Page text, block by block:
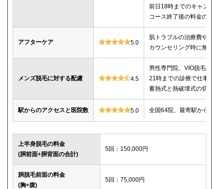
前日18時までのキャンセ
コース終了後の料金の記
アフターケア 5.0
肌トラブルの治療費や薬
カウンセリング時に無料
メンズ脱毛に対する配慮 4.5
男性専門院、VIO脱毛の
21時までの診療で仕事帰
蓄熱式と熱破壊式の切替
駅からのアクセスと医院数 5.0 全国64院、最寄駅から徒
上半身脱毛の料金
(胴前面+胴背面の合計)
5回：150,000円
胴脱毛前面の料金
(胸+腹)
5回：75,000円